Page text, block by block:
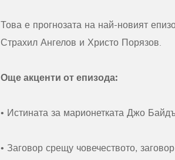
Това е прогнозата на най-новият
Страхил Ангелов и Христо Порязов.
Още акценти от епизода:
• Истината за марионетката Джо
• Заговор срещу човечеството,